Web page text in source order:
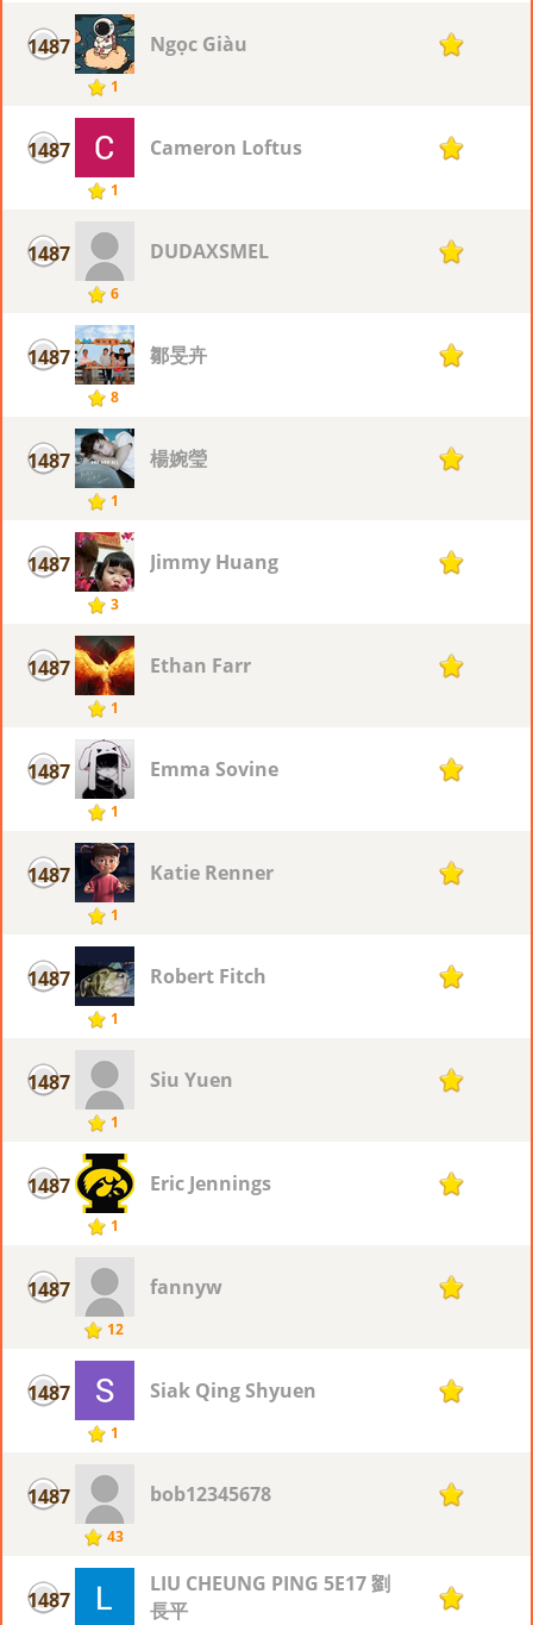
1487
1
Ngọc Giàu 1
1487
1
Cameron Loftus 1
1487
6
DUDAXSMEL 1
1487
8
鄒旻卉 1
1487
1
楊婉瑩 1
1487
3
Jimmy Huang 1
1487
1
Ethan Farr 1
1487
1
Emma Sovine 1
1487
1
Katie Renner 1
1487
1
Robert Fitch 1
1487
1
Siu Yuen 1
1487
1
Eric Jennings 1
1487
12
fannyw 1
1487
1
Siak Qing Shyuen 1
1487
43
bob12345678 1
1487
LIU CHEUNG PING 5E17 劉
長平
1